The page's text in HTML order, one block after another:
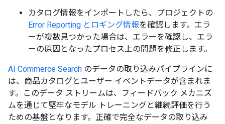
カタログ情報をインポートしたら、プロジェクトの
Error Reporting とロギング情報を確認します。エラ
ーが複数見つかった場合は、エラーを確認し、エラ
ーの原因となったプロセス上の問題を修正します。
AI Commerce Search のデータの取り込みパイプラインに
は、商品カタログとユーザー イベントデータが含まれま
す。このデータ ストリームは、フィードバック メカニズ
ムを通じて堅牢なモデル トレーニングと継続評価を行う
ための基盤となります。正確で完全なデータの取り込み